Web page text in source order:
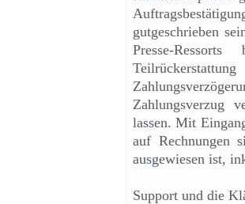
gutgeschrieben
Presse-
Zahlungsverzug
lassen. Mit
auf Rechnungen
ausgewiesen ist,
Support und die